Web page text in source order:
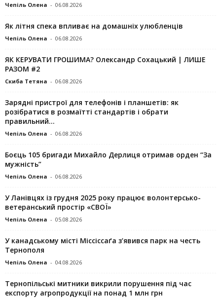
Чепіль Олена - 06.08.2026
Як літня спека впливає на домашніх улюбленців
Чепіль Олена - 06.08.2026
ЯК КЕРУВАТИ ГРОШИМА? Олександр Сохацький | ЛИШЕ
РАЗОМ #2
Скиба Тетяна - 06.08.2026
Зарядні пристрої для телефонів і планшетів: як
розібратися в розмаїтті стандартів і обрати
правильний...
Чепіль Олена - 06.08.2026
Боєць 105 бригади Михайло Дерлиця отримав орден “За
мужність”
Чепіль Олена - 06.08.2026
У Ланівцях із грудня 2025 року працює волонтерсько-
ветеранський простір «СВОЇ»
Чепіль Олена - 05.08.2026
У канадському місті Міссіссаґа з’явився парк на честь
Тернополя
Чепіль Олена - 04.08.2026
Тернопільські митники викрили порушення під час
експорту агропродукції на понад 1 млн грн